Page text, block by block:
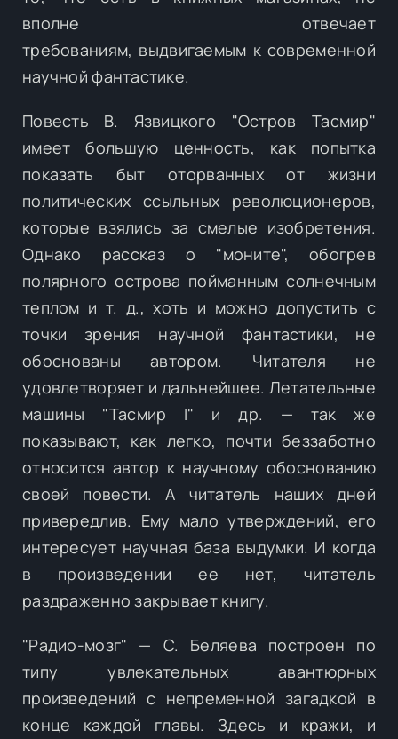
вполне отвечает
требованиям, выдвигаемым к современной
научной фантастике.
Повесть В. Язвицкого "Остров Тасмир"
имеет большую ценность, как попытка
показать быт оторванных от жизни
политических ссыльных революционеров,
которые взялись за смелые изобретения.
Однако рассказ о "моните", обогрев
полярного острова пойманным солнечным
теплом и т. д., хоть и можно допустить с
точки зрения научной фантастики, не
обоснованы автором. Читателя не
удовлетворяет и дальнейшее. Летательные
машины "Тасмир I" и др. — так же
показывают, как легко, почти беззаботно
относится автор к научному обоснованию
своей повести. А читатель наших дней
привередлив. Ему мало утверждений, его
интересует научная база выдумки. И когда
в произведении ее нет, читатель
раздраженно закрывает книгу.
"Радио-мозг" — С. Беляева построен по
типу увлекательных авантюрных
произведений с непременной загадкой в
конце каждой главы. Здесь и кражи, и